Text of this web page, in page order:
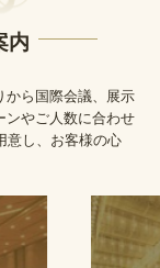
内
から国際会議、展示
ンやご人数に合わせ
意し、お客様の心